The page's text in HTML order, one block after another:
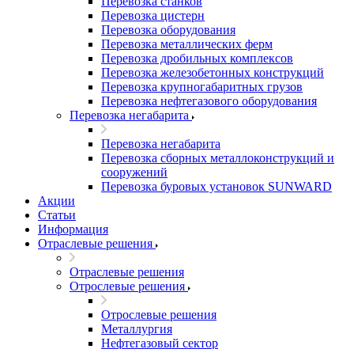
Перевозка цистерн
Перевозка оборудования
Перевозка металлических ферм
Перевозка дробильных комплексов
Перевозка железобетонных конструкций
Перевозка крупногабаритных грузов
Перевозка нефтегазового оборудования
Перевозка негабарита
Перевозка негабарита
Перевозка сборных металлоконструкций и
сооружений
Перевозка буровых установок SUNWARD
Акции
Статьи
Информация
Отраслевые решения
Отраслевые решения
Отрослевые решения
Отрослевые решения
Металлургия
Нефтегазовый сектор